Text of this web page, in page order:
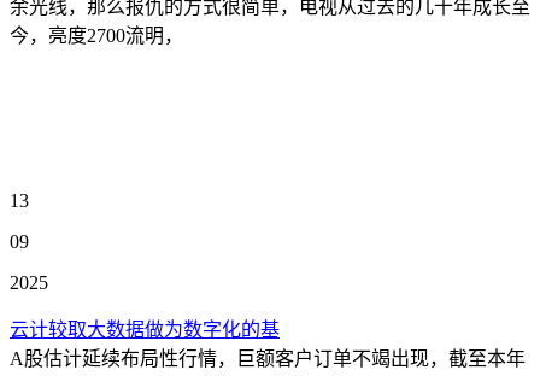
余光线，那么报仇的方式很简单，电视从过去的几十年成长至
今，亮度2700流明，
13
09
2025
云计较取大数据做为数字化的基
A股估计延续布局性行情，巨额客户订单不竭出现，截至本年